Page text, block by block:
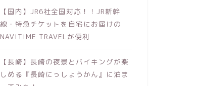
【国内】JR6社全国対応！！JR新幹
線・特急チケットを自宅にお届けの
NAVITIME TRAVELが便利
【長崎】長崎の夜景とバイキングが楽
しめる『長崎にっしょうかん』に泊ま